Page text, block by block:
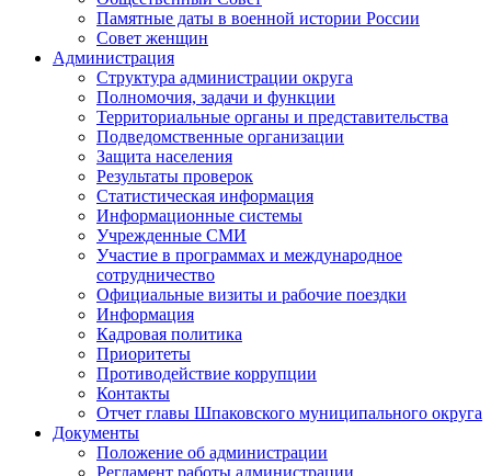
Памятные даты в военной истории России
Совет женщин
Администрация
Структура администрации округа
Полномочия, задачи и функции
Территориальные органы и представительства
Подведомственные организации
Защита населения
Результаты проверок
Статистическая информация
Информационные системы
Учрежденные СМИ
Участие в программах и международное
сотрудничество
Официальные визиты и рабочие поездки
Информация
Кадровая политика
Приоритеты
Противодействие коррупции
Контакты
Отчет главы Шпаковского муниципального округа
Документы
Положение об администрации